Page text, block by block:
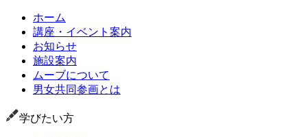
ホーム
講座・イベント案内
お知らせ
施設案内
ムーブについて
男女共同参画とは
学びたい方